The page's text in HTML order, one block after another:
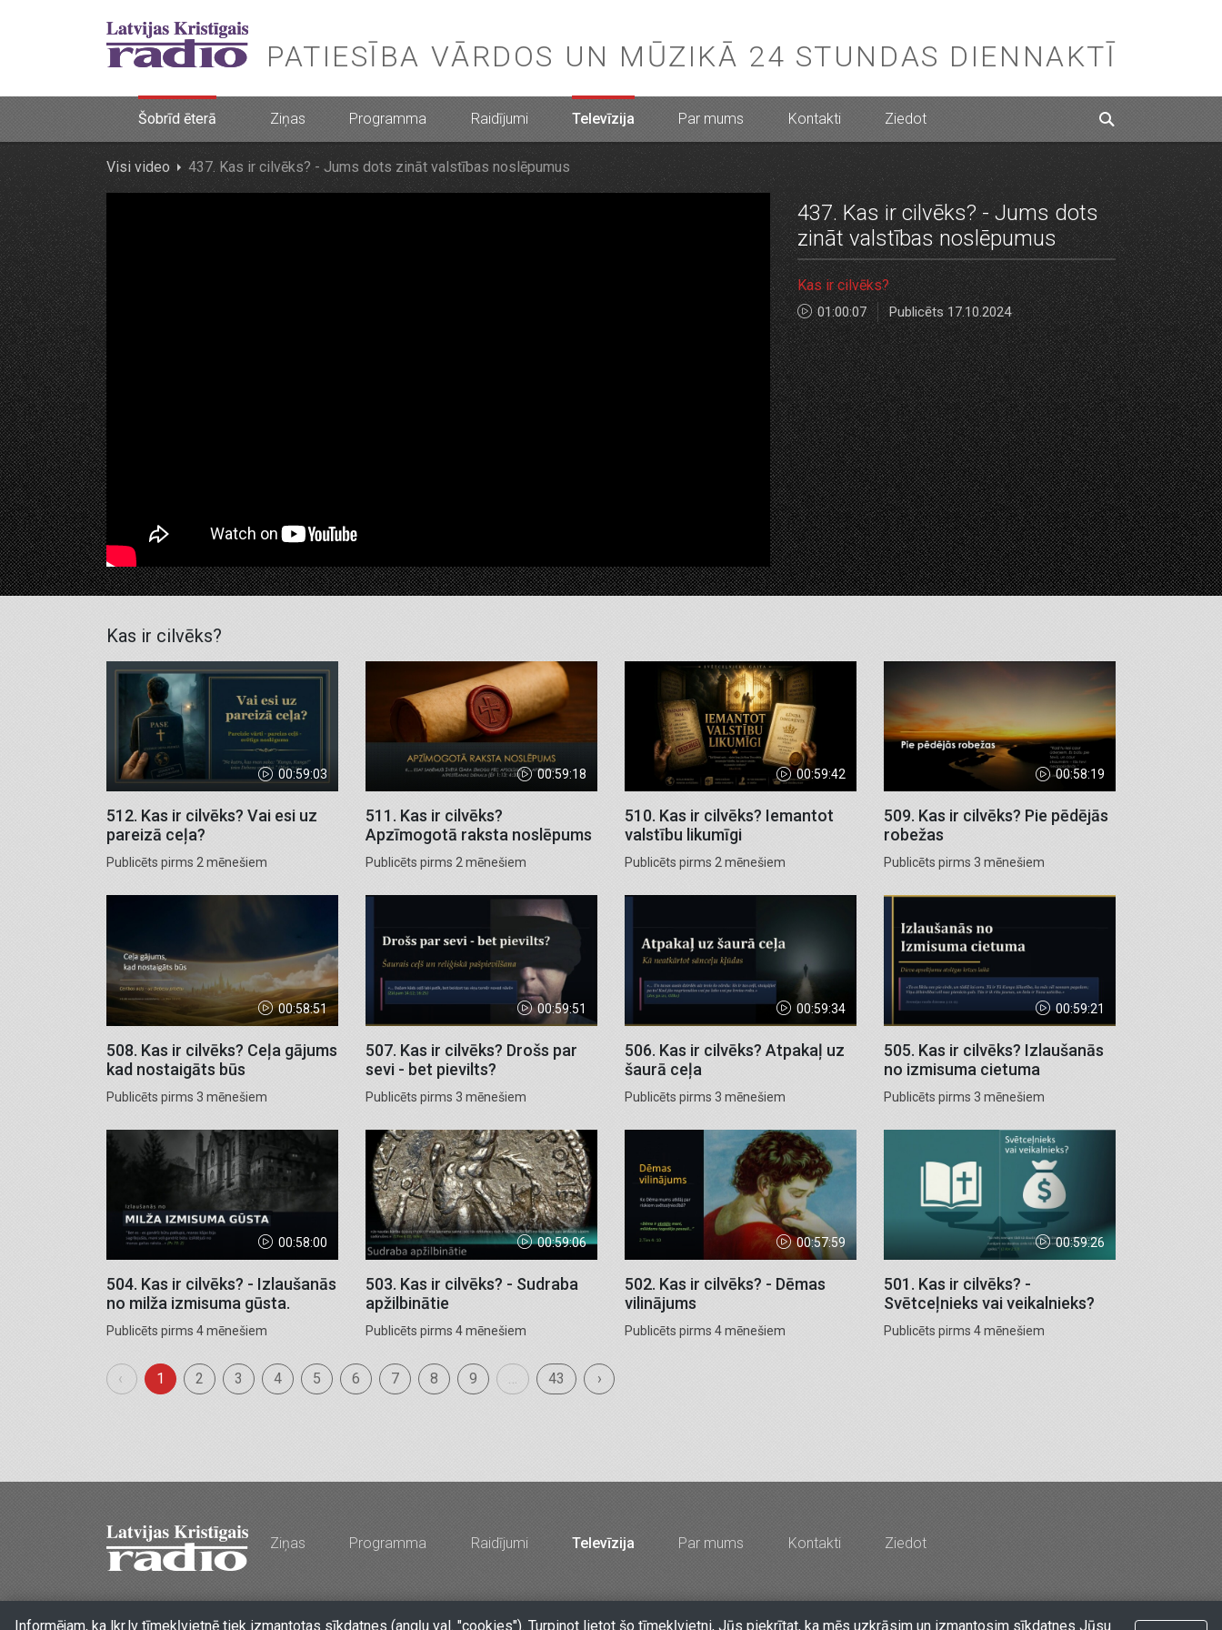
PATIESĪBA VĀRDOS UN MŪZIKĀ 24 STUNDAS DIENNAKTĪ
Šobrīd ēterā Ziņas Programma Raidījumi Televīzija Par mums Kontakti Ziedot
Visi video 437. Kas ir cilvēks? - Jums dots zināt valstības noslēpumus
437. Kas ir cilvēks? - Jums dots
zināt valstības noslēpumus
Kas ir cilvēks?
01:00:07 Publicēts 17.10.2024
Kas ir cilvēks?
00:59:03
512. Kas ir cilvēks? Vai esi uz
pareizā ceļa?
Publicēts pirms 2 mēnešiem
00:59:18
511. Kas ir cilvēks?
Apzīmogotā raksta noslēpums
Publicēts pirms 2 mēnešiem
00:59:42
510. Kas ir cilvēks? Iemantot
valstību likumīgi
Publicēts pirms 2 mēnešiem
00:58:19
509. Kas ir cilvēks? Pie pēdējās
robežas
Publicēts pirms 3 mēnešiem
00:58:51
508. Kas ir cilvēks? Ceļa gājums
kad nostaigāts būs
Publicēts pirms 3 mēnešiem
00:59:51
507. Kas ir cilvēks? Drošs par
sevi - bet pievilts?
Publicēts pirms 3 mēnešiem
00:59:34
506. Kas ir cilvēks? Atpakaļ uz
šaurā ceļa
Publicēts pirms 3 mēnešiem
00:59:21
505. Kas ir cilvēks? Izlaušanās
no izmisuma cietuma
Publicēts pirms 3 mēnešiem
00:58:00
504. Kas ir cilvēks? - Izlaušanās
no milža izmisuma gūsta.
Publicēts pirms 4 mēnešiem
00:59:06
503. Kas ir cilvēks? - Sudraba
apžilbinātie
Publicēts pirms 4 mēnešiem
00:57:59
502. Kas ir cilvēks? - Dēmas
vilinājums
Publicēts pirms 4 mēnešiem
00:59:26
501. Kas ir cilvēks? -
Svētceļnieks vai veikalnieks?
Publicēts pirms 4 mēnešiem
‹ 1 2 3 4 5 6 7 8 9 … 43 ›
Ziņas Programma Raidījumi Televīzija Par mums Kontakti Ziedot
Stabu iela 77a, Rīga, LV-1009, Latvija • Tālr. 67213704, 67210096, e-pasts lkr@lkr.lv Copyright 2026 SIA "Vārds & Co" - Latvijas Kristīgais radio
Informējam, ka lkr.lv tīmekļvietnē tiek izmantotas sīkdatnes (angļu val. "cookies"). Turpinot lietot šo tīmekļvietni, Jūs piekrītat, ka mēs uzkrāsim un izmantosim sīkdatnes Jūsu